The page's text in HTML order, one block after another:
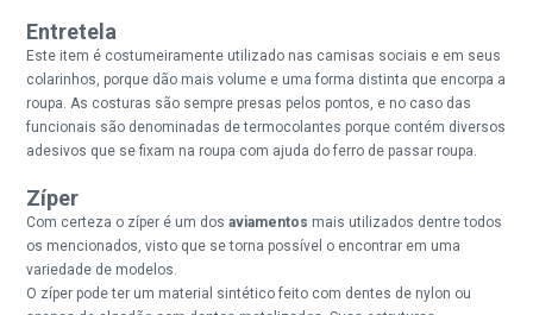
Entretela
Este item é costumeiramente utilizado nas camisas sociais e em seus
colarinhos, porque dão mais volume e uma forma distinta que encorpa a
roupa. As costuras são sempre presas pelos pontos, e no caso das
funcionais são denominadas de termocolantes porque contém diversos
adesivos que se fixam na roupa com ajuda do ferro de passar roupa.
Zíper
Com certeza o zíper é um dosaviamentos mais utilizados dentre todos
os mencionados, visto que se torna possível o encontrar em uma
variedade de modelos.
O zíper pode ter um material sintético feito com dentes de nylon ou